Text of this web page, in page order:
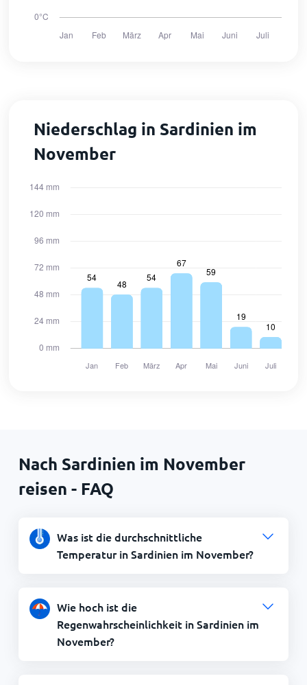
Niederschlag in Sardinien im
November
Nach Sardinien im November
reisen - FAQ
Was ist die durchschnittliche
Temperatur in Sardinien im November?
Wie hoch ist die
Regenwahrscheinlichkeit in Sardinien im
November?